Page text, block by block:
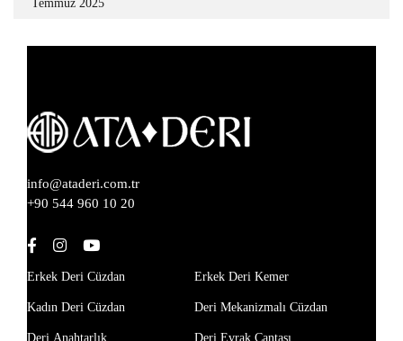
Temmuz 2025
info@ataderi.com.tr
+90 544 960 10 20
Erkek Deri Cüzdan
Kadın Deri Cüzdan
Deri Anahtarlık
Erkek Deri Kemer
Deri Mekanizmalı Cüzdan
Deri Evrak Çantası